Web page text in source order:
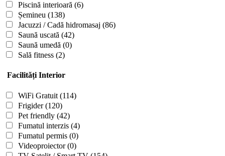
Piscină interioară (6)
Șemineu (138)
Jacuzzi / Cadă hidromasaj (86)
Saună uscată (42)
Saună umedă (0)
Sală fitness (2)
Facilități Interior
WiFi Gratuit (114)
Frigider(120)
Pet friendly (42)
Fumatul interzis (4)
Fumatul permis (0)
Videoproiector(0)